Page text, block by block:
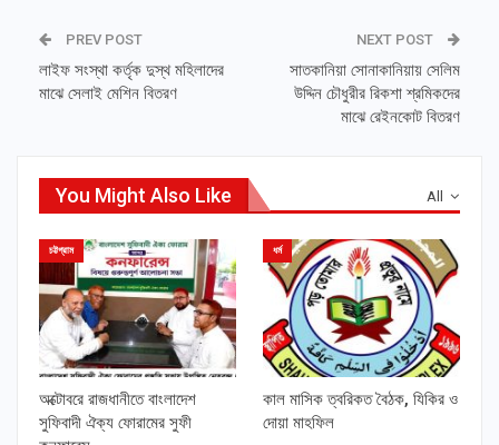
PREV POST
লাইফ সংস্থা কর্তৃক দুস্থ মহিলাদের
মাঝে সেলাই মেশিন বিতরণ
NEXT POST
সাতকানিয়া সোনাকানিয়ায় সেলিম
উদ্দিন চৌধুরীর রিকশা শ্রমিকদের
মাঝে রেইনকোট বিতরণ
All
You Might Also Like
চট্টগ্রাম
অক্টোবরে রাজধানীতে বাংলাদেশ
সুফিবাদী ঐক্য ফোরামের সুফী
ধর্ম
কাল মাসিক ত্বরিকত বৈঠক, যিকির ও
দোয়া মাহফিল